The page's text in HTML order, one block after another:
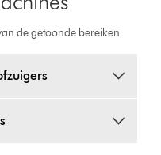
de getoonde bereiken